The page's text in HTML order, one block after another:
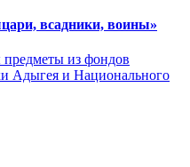
всадники, воины»
предметы из фондов
Адыгея и Национального